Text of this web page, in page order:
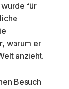
für
warum er
anzieht.
Besuch